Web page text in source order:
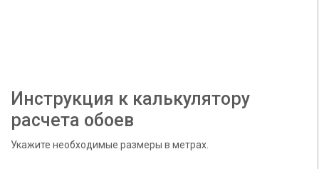
Инструкция к калькулятору
расчета обоев
Укажите необходимые размеры в метрах.